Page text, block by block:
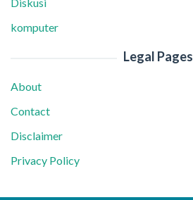
komputer
Legal Pages
About
Contact
Disclaimer
Privacy Policy